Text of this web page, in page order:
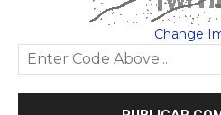
Change